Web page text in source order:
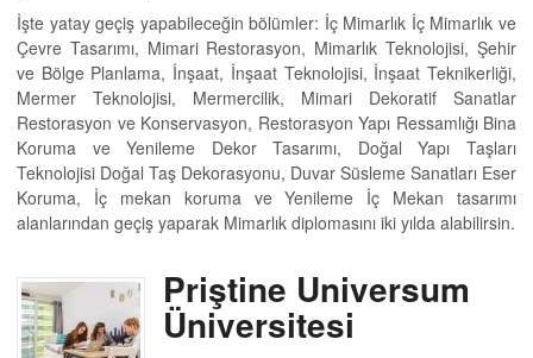
İşte yatay geçiş yapabileceğin bölümler: İç Mimarlık İç Mimarlık ve
Çevre Tasarımı, Mimari Restorasyon, Mimarlık Teknolojisi, Şehir
ve Bölge Planlama, İnşaat, İnşaat Teknolojisi, İnşaat Teknikerliği,
Mermer Teknolojisi, Mermercilik, Mimari Dekoratif Sanatlar
Restorasyon ve Konservasyon, Restorasyon Yapı Ressamlığı Bina
Koruma ve Yenileme Dekor Tasarımı, Doğal Yapı Taşları
Teknolojisi Doğal Taş Dekorasyonu, Duvar Süsleme Sanatları Eser
Koruma, İç mekan koruma ve Yenileme İç Mekan tasarımı
alanlarından geçiş yaparak Mimarlık diplomasını iki yılda alabilirsin.
Priştine Universum
Üniversitesi